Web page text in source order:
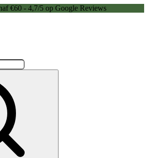
€60 - 4,7/5 op Google Reviews